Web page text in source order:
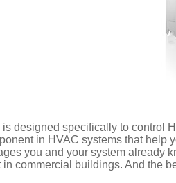
designed specifically to control
in HVAC systems that help
you and your system already
commercial buildings. And the